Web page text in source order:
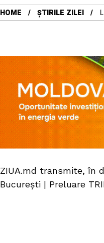
HOME ȘTIRILE ZILEI
ZIUA.md transmite, în
București | Preluare